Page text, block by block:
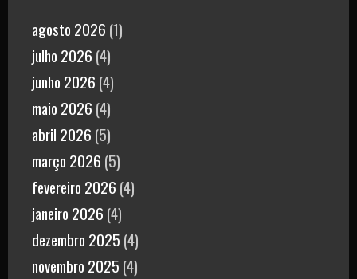
agosto 2026 (1)
julho 2026 (4)
junho 2026 (4)
maio 2026 (4)
abril 2026 (5)
março 2026 (5)
fevereiro 2026 (4)
janeiro 2026 (4)
dezembro 2025 (4)
novembro 2025 (4)